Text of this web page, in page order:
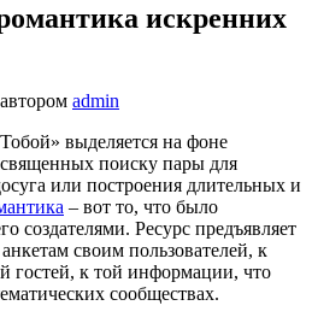
искренних
автором admin
выделяется на фоне
поиску пары для
или построения длительных и
– вот то, что было
создателями. Ресурс предъявляет
своим пользователей, к
гостей, к той информации, что
сообществах.